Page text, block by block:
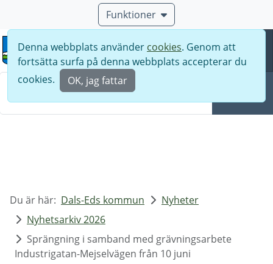
Funktioner
Meny
Denna webbplats använder cookies. Genom att
fortsätta surfa på denna webbplats accepterar du
cookies.
OK, jag fattar
Du är här: Dals-Eds kommun
Nyheter
Nyhetsarkiv 2026
Sprängning i samband med grävningsarbete
Industrigatan-Mejselvägen från 10 juni